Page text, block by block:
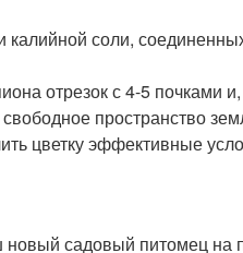
калийной соли,
отрезок с 4-5 почками
пространство
цветку эффективные
садовый питомец на